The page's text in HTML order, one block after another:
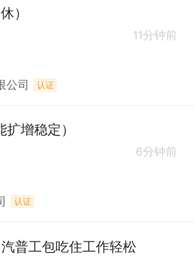
）
11分钟前
公司 认证
增稳定）
6分钟前
认证
普工包吃住工作轻松